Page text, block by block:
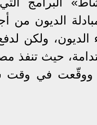
الديون من
ولكن
حيث تنفذ
ووقّعت في